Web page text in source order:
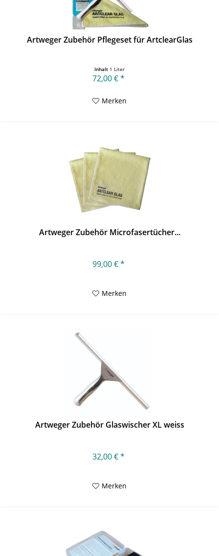
Artweger Zubehör Pflegeset für ArtclearGlas
Inhalt 1 Liter
72,00 € *
Merken
Artweger Zubehör Microfasertücher...
99,00 € *
Merken
Artweger Zubehör Glaswischer XL weiss
32,00 € *
Merken